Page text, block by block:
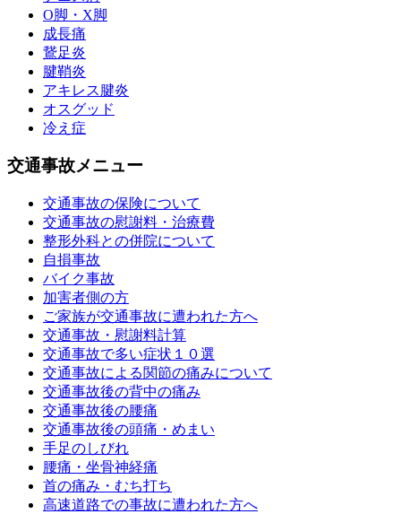
О脚・X脚
成長痛
鵞足炎
腱鞘炎
アキレス腱炎
オスグッド
冷え症
交通事故メニュー
交通事故の保険について
交通事故の慰謝料・治療費
整形外科との併院について
自損事故
バイク事故
加害者側の方
ご家族が交通事故に遭われた方へ
交通事故・慰謝料計算
交通事故で多い症状１０選
交通事故による関節の痛みについて
交通事故後の背中の痛み
交通事故後の腰痛
交通事故後の頭痛・めまい
手足のしびれ
腰痛・坐骨神経痛
首の痛み・むち打ち
高速道路での事故に遭われた方へ